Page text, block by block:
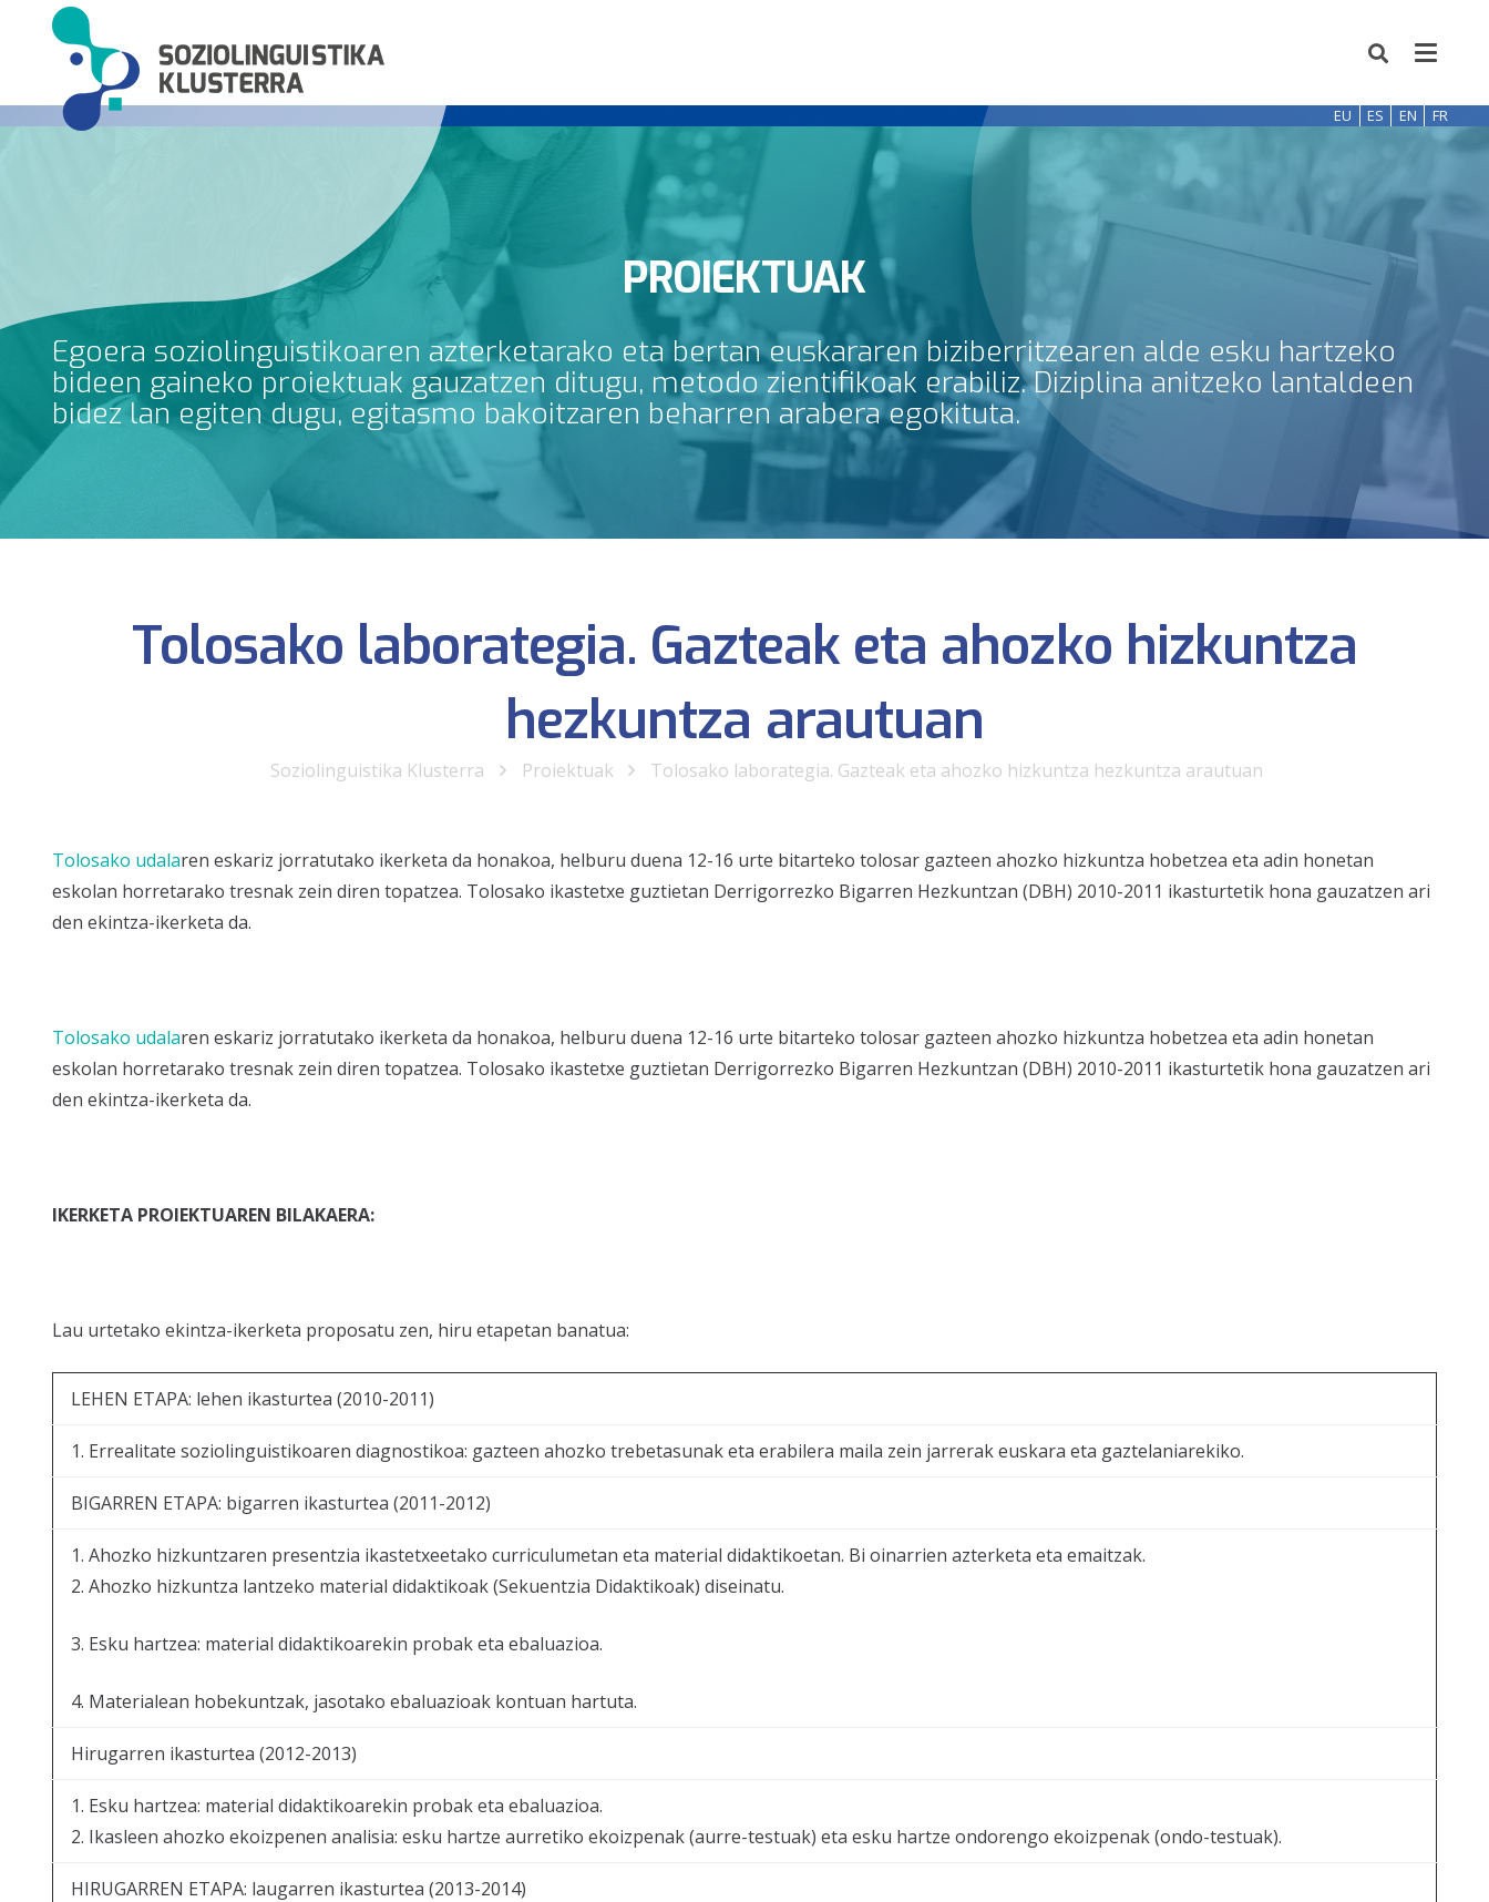
EU ES EN FR
PROIEKTUAK
Egoera soziolinguistikoaren azterketarako eta bertan euskararen biziberritzearen alde esku hartzeko
bideen gaineko proiektuak gauzatzen ditugu, metodo zientifikoak erabiliz. Diziplina anitzeko lantaldeen
bidez lan egiten dugu, egitasmo bakoitzaren beharren arabera egokituta.
Tolosako laborategia. Gazteak eta ahozko hizkuntza
hezkuntza arautuan
Soziolinguistika Klusterra Proiektuak Tolosako laborategia. Gazteak eta ahozko hizkuntza hezkuntza arautuan
Tolosako udalaren eskariz jorratutako ikerketa da honakoa, helburu duena 12-16 urte bitarteko tolosar gazteen ahozko hizkuntza hobetzea eta adin honetan
eskolan horretarako tresnak zein diren topatzea. Tolosako ikastetxe guztietan Derrigorrezko Bigarren Hezkuntzan (DBH) 2010-2011 ikasturtetik hona gauzatzen ari
den ekintza-ikerketa da.
Tolosako udalaren eskariz jorratutako ikerketa da honakoa, helburu duena 12-16 urte bitarteko tolosar gazteen ahozko hizkuntza hobetzea eta adin honetan
eskolan horretarako tresnak zein diren topatzea. Tolosako ikastetxe guztietan Derrigorrezko Bigarren Hezkuntzan (DBH) 2010-2011 ikasturtetik hona gauzatzen ari
den ekintza-ikerketa da.
IKERKETA PROIEKTUAREN BILAKAERA:
Lau urtetako ekintza-ikerketa proposatu zen, hiru etapetan banatua:
LEHEN ETAPA: lehen ikasturtea (2010-2011)
1. Errealitate soziolinguistikoaren diagnostikoa: gazteen ahozko trebetasunak eta erabilera maila zein jarrerak euskara eta gaztelaniarekiko.
BIGARREN ETAPA: bigarren ikasturtea (2011-2012)
1. Ahozko hizkuntzaren presentzia ikastetxeetako curriculumetan eta material didaktikoetan. Bi oinarrien azterketa eta emaitzak.
2. Ahozko hizkuntza lantzeko material didaktikoak (Sekuentzia Didaktikoak) diseinatu.
3. Esku hartzea: material didaktikoarekin probak eta ebaluazioa.
4. Materialean hobekuntzak, jasotako ebaluazioak kontuan hartuta.
Hirugarren ikasturtea (2012-2013)
1. Esku hartzea: material didaktikoarekin probak eta ebaluazioa.
2. Ikasleen ahozko ekoizpenen analisia: esku hartze aurretiko ekoizpenak (aurre-testuak) eta esku hartze ondorengo ekoizpenak (ondo-testuak).
HIRUGARREN ETAPA: laugarren ikasturtea (2013-2014)